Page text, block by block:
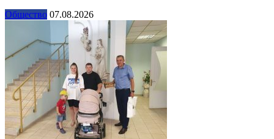
Общество 07.08.2026